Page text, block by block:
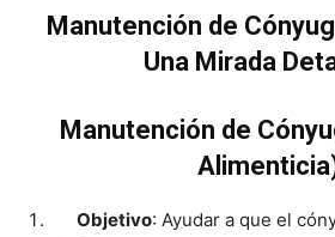
Manutención de
Una Mirada
Manutención de
Objetivo: Ayudar a que el